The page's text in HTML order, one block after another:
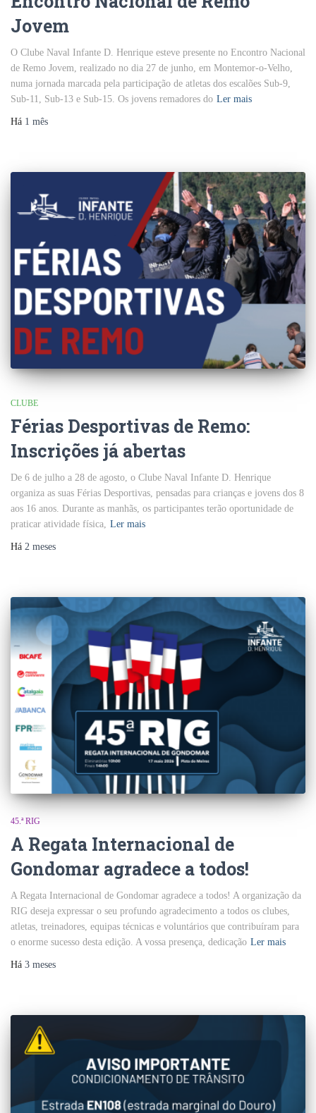
Jovem
O Clube Naval Infante D. Henrique esteve presente no Encontro Nacional
de Remo Jovem, realizado no dia 27 de junho, em Montemor-o-Velho,
numa jornada marcada pela participação de atletas dos escalões Sub-9,
Sub-11, Sub-13 e Sub-15. Os jovens remadores do Ler mais
Há 1 mês
CLUBE
Férias Desportivas de Remo:
Inscrições já abertas
De 6 de julho a 28 de agosto, o Clube Naval Infante D. Henrique
organiza as suas Férias Desportivas, pensadas para crianças e jovens dos 8
aos 16 anos. Durante as manhãs, os participantes terão oportunidade de
praticar atividade física, Ler mais
Há 2 meses
45.ª RIG
A Regata Internacional de
Gondomar agradece a todos!
A Regata Internacional de Gondomar agradece a todos! A organização da
RIG deseja expressar o seu profundo agradecimento a todos os clubes,
atletas, treinadores, equipas técnicas e voluntários que contribuíram para
o enorme sucesso desta edição. A vossa presença, dedicação Ler mais
Há 3 meses